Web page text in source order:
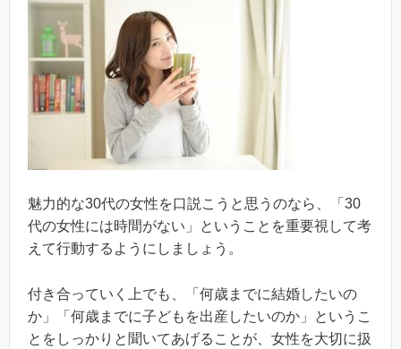
魅力的な30代の女性を口説こうと思うのなら、「30
代の女性には時間がない」ということを重要視して考
えて行動するようにしましょう。
付き合っていく上でも、「何歳までに結婚したいの
か」「何歳までに子どもを出産したいのか」というこ
とをしっかりと聞いてあげることが、女性を大切に扱